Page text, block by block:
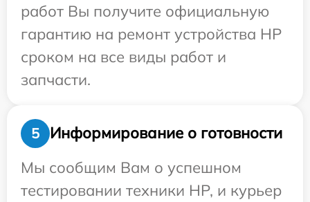
работ Вы получите официальную
гарантию на ремонт устройства HP
сроком на все виды работ и
запчасти.
5
Информирование о готовности
Мы сообщим Вам о успешном
тестировании техники HP, и курьер